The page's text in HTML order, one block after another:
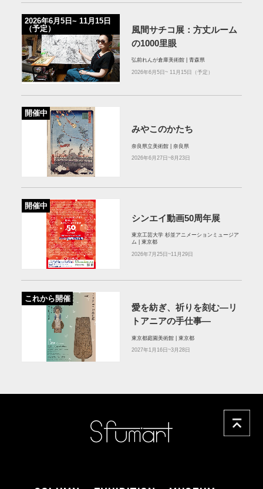
2026年6⽉5⽇~ 11⽉15⽇
（予定）
⾵間サチコ展：⽅丈ルーム
の1000⾥眼
弘前れんが倉庫美術館 | 青森県
2026年6⽉5⽇~ 11⽉15⽇（予定）
開催中
みやこのかたち
奈良県立美術館 | 奈良県
2026年6月27日~8月23日
開催中
シンエイ動画50周年展
東京工芸大学 杉並アニメーションミュージア
ム | 東京都
2026年7月25日~11月29日
これから開催
愛を紡ぎ、祈りを刻む―リ
トアニアの手仕事―
東京都庭園美術館 | 東京都
2027年1月16日~3月28日